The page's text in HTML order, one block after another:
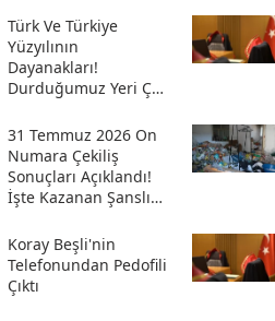
Türk Ve Türkiye
Yüzyılının
Dayanakları!
Durduğumuz Yeri Çok
31 Temmuz 2026 On
Numara Çekiliş
Sonuçları Açıklandı!
İşte Kazanan Şanslı
Sorgulama Ekranı
Koray Beşli'nin
Telefonundan Pedofili
Çıktı